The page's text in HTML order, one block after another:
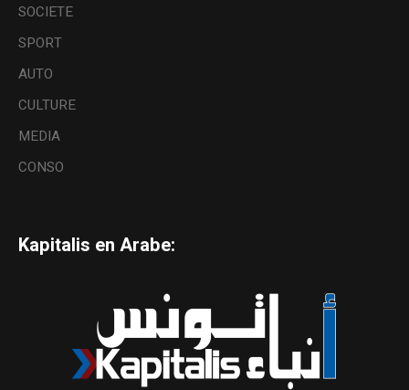
SOCIETE
SPORT
AUTO
CULTURE
MEDIA
CONSO
Kapitalis en Arabe: